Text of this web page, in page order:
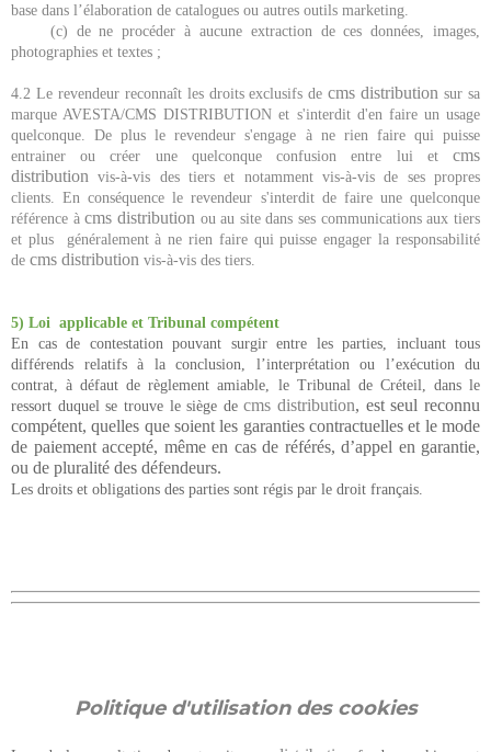
base dans l’élaboration de catalogues ou autres outils marketing.
(c) de ne procéder à aucune extraction de ces données, images,
photographies et textes ;
4.2 Le revendeur reconnaît les droits exclusifs decms distribution sur sa
marque AVESTA/CMS DISTRIBUTION et s'interdit d'en faire un usage
quelconque. De plus le revendeur s'engage à ne rien faire qui puisse
entrainer ou créer une quelconque confusion entre lui et cms
distribution vis-à-vis des tiers et notamment vis-à-vis de ses propres
clients. En conséquence le revendeur s'interdit de faire une quelconque
référence àcms distribution ou au site dans ses communications aux tiers
et plus généralement à ne rien faire qui puisse engager la responsabilité
de cms distribution vis-à-vis des tiers.
5) Loi applicable et Tribunal compétent
En cas de contestation pouvant surgir entre les parties, incluant tous
différends relatifs à la conclusion, l’interprétation ou l’exécution du
contrat, à défaut de règlement amiable, le Tribunal de Créteil, dans le
ressort duquel se trouve le siège decms distribution, est seul reconnu
compétent, quelles que soient les garanties contractuelles et le mode
de paiement accepté, même en cas de référés, d’appel en garantie,
ou de pluralité des défendeurs.
Les droits et obligations des parties sont régis par le droit français.
Politique d'utilisation des cookies